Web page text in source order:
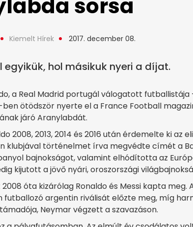
sorsa
Kiemelt Hírek 2017. december 08.
egyikük, hol másikuk nyeri a díjat.
a Real Madrid portugál válogatott futballistája
ben ötödször nyerte el a France Football
járó Aranylabdát.
2008, 2013, 2014 és 2016 után érdemelte ki az
klubjával történelmet írva megvédte címét a
bajnokságot, valamint elhódította az
kijutott a jövő nyári, oroszországi
óta kizárólag Ronaldo és Messi kapta meg.
futballozó argentin riválisát előzte meg, míg
Neymar végzett a szavazáson.